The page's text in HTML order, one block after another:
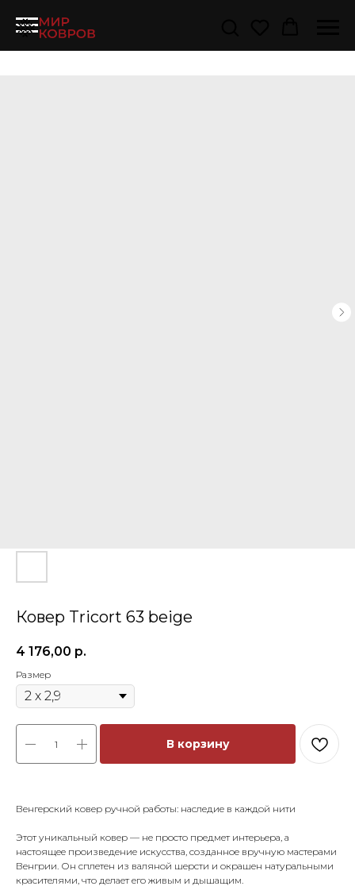
Ковер Tricort 63 beige
4 176,00 р.
Размер
В корзину
Венгерский ковер ручной работы: наследие в каждой нити
Этот уникальный ковер — не просто предмет интерьера, а
настоящее произведение искусства, созданное вручную мастерами
Венгрии. Он сплетен из валяной шерсти и окрашен натуральными
красителями, что делает его живым и дышащим.